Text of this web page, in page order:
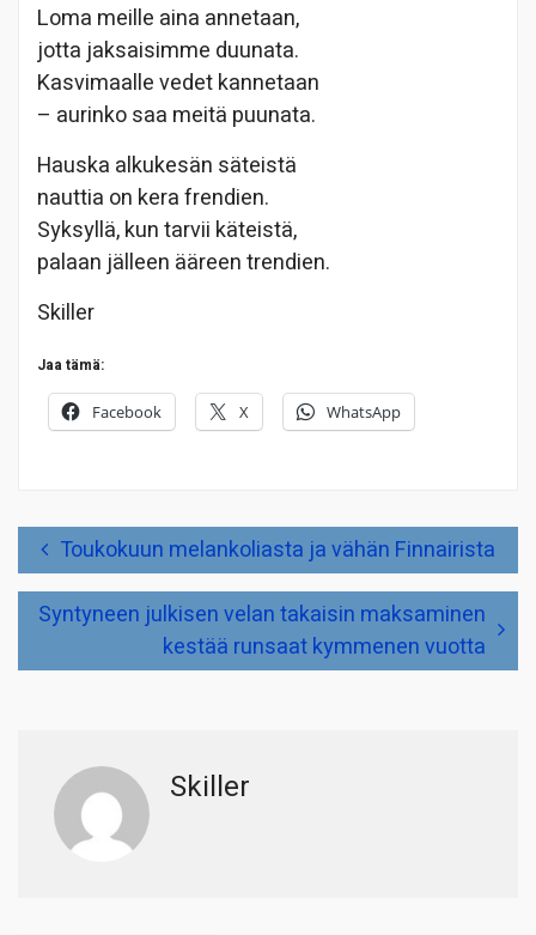
Loma meille aina annetaan,
jotta jaksaisimme duunata.
Kasvimaalle vedet kannetaan
– aurinko saa meitä puunata.
Hauska alkukesän säteistä
nauttia on kera frendien.
Syksyllä, kun tarvii käteistä,
palaan jälleen ääreen trendien.
Skiller
Jaa tämä:
Facebook X WhatsApp
Artikkelien
selausToukokuun melankoliasta ja vähän Finnairista
Syntyneen julkisen velan takaisin maksaminen
kestää runsaat kymmenen vuotta
Skiller